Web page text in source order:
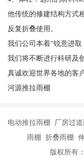
他传统的修建结构方式
反复折叠使用。
我们公司本着“锐意进
我们将不断进行科研及
真诚欢迎世界各地的客
河源推拉雨棚
电动推拉雨棚 厂房过
雨棚 折叠雨棚
版权所有